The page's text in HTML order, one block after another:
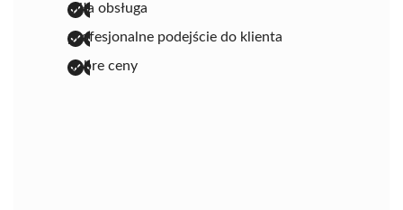
miła obsługa
profesjonalne podejście do klienta
dobre ceny